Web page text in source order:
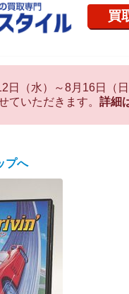
買
日（水）～8月16日（
ていただきます。 詳細
プへ